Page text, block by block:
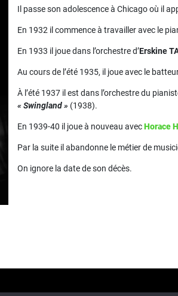
Il passe son adolescence à Chicago où il
En 1932 il commence à travailler avec le
En 1933 il joue dans l’orchestre d’Erskine
Au cours de l’été 1935, il joue avec le
À l’été 1937 il est dans l’orchestre du
« Swingland » (1938).
En 1939-40 il joue à nouveau avecHorace
Par la suite il abandonne le métier de
On ignore la date de son décès.